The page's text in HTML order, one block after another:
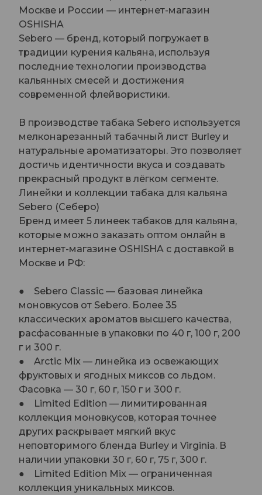
Москве и России — интернет-магазин
OSHISHA
Sebero — бренд, который погружает в
традиции курения кальяна, используя
последние технологии производства
кальянных смесей и достижения
современной флейвористики.
В производстве табака Sebero используется
мелконарезанный табачный лист Burley и
натуральные ароматизаторы. Это позволяет
достичь идентичности вкуса и создавать
прекрасный продукт в лёгком сегменте.
Линейки и коллекции табака для кальяна
Sebero (Себеро)
Бренд имеет 5 линеек табаков для кальяна,
которые можно заказать оптом онлайн в
интернет-магазине OSHISHA с доставкой в
Москве и РФ:
● Sebero Classic — базовая линейка
моновкусов от Sebero. Более 35
классических ароматов высшего качества,
расфасованные в упаковки по 40 г, 100 г, 200
г и 300 г.
● Arctic Mix — линейка из освежающих
фруктовых и ягодных миксов со льдом.
Фасовка — 30 г, 60 г, 150 г и 300 г.
● Limited Edition — лимитированная
коллекция моновкусов, которая точнее
других раскрывает мягкий вкус
неповторимого бленда Burley и Virginia. В
наличии упаковки 30 г, 60 г, 75 г, 300 г.
● Limited Edition Mix — ограниченная
коллекция уникальных миксов.